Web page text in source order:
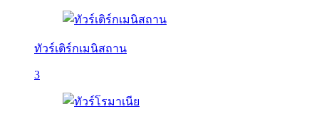
ทัวร์เติร์กเมนิสถาน
3